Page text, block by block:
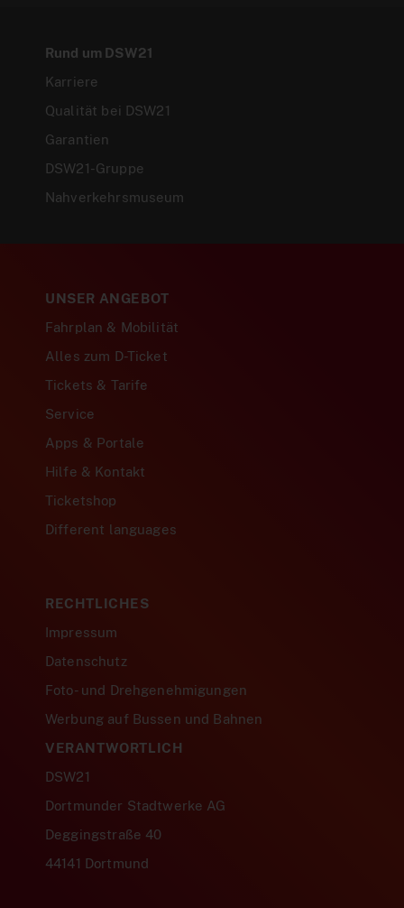
Rund um DSW21
Karriere
Qualität bei DSW21
Garantien
DSW21-Gruppe
Nahverkehrsmuseum
UNSER ANGEBOT
Fahrplan & Mobilität
Alles zum D-Ticket
Tickets & Tarife
Service
Apps & Portale
Hilfe & Kontakt
Ticketshop
Different languages
RECHTLICHES
Impressum
Datenschutz
Foto- und Drehgenehmigungen
Werbung auf Bussen und Bahnen
VERANTWORTLICH
DSW21
Dortmunder Stadtwerke AG
Deggingstraße 40
44141 Dortmund